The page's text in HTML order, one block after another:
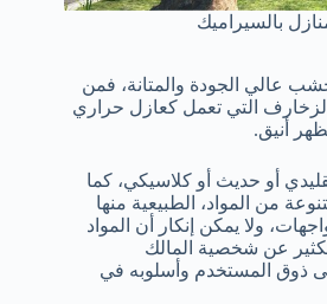
بالسيراميك
عالي الجودة والمتانة، فمن
التي تعمل كعازل حراري
أنيق.
أو حديث أو كلاسيكي، كما
من المواد، الطبيعية منها
ولا يمكن إنكار أن المواد
عن شخصية المالك
ذوق المستخدم وأسلوبه في